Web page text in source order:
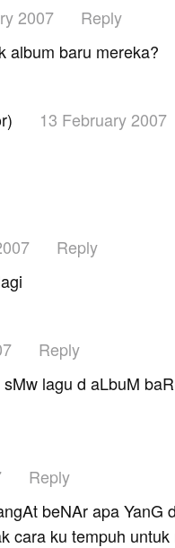
2007
Reply
album baru mereka?
13 February 2007
Reply
Reply
lagu d aLbuM
Reply
beNAr apa YanG
cara ku tempuh